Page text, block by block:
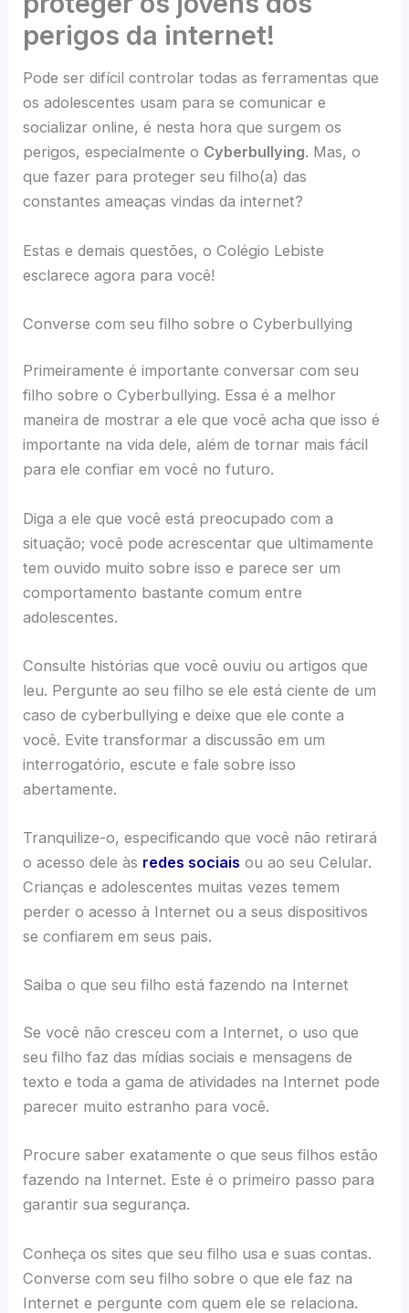
perigos da internet!
Pode ser difícil controlar todas as ferramentas que
os adolescentes usam para se comunicar e
socializar online, é nesta hora que surgem os
perigos, especialmente o Cyberbullying. Mas, o
que fazer para proteger seu filho(a) das
constantes ameaças vindas da internet?
Estas e demais questões, o Colégio Lebiste
esclarece agora para você!
Converse com seu filho sobre o Cyberbullying
Primeiramente é importante conversar com seu
filho sobre o Cyberbullying. Essa é a melhor
maneira de mostrar a ele que você acha que isso é
importante na vida dele, além de tornar mais fácil
para ele confiar em você no futuro.
Diga a ele que você está preocupado com a
situação; você pode acrescentar que ultimamente
tem ouvido muito sobre isso e parece ser um
comportamento bastante comum entre
adolescentes.
Consulte histórias que você ouviu ou artigos que
leu. Pergunte ao seu filho se ele está ciente de um
caso de cyberbullying e deixe que ele conte a
você. Evite transformar a discussão em um
interrogatório, escute e fale sobre isso
abertamente.
Tranquilize-o, especificando que você não retirará
o acesso dele às redes sociais ou ao seu Celular.
Crianças e adolescentes muitas vezes temem
perder o acesso à Internet ou a seus dispositivos
se confiarem em seus pais.
Saiba o que seu filho está fazendo na Internet
Se você não cresceu com a Internet, o uso que
seu filho faz das mídias sociais e mensagens de
texto e toda a gama de atividades na Internet pode
parecer muito estranho para você.
Procure saber exatamente o que seus filhos estão
fazendo na Internet. Este é o primeiro passo para
garantir sua segurança.
Conheça os sites que seu filho usa e suas contas.
Converse com seu filho sobre o que ele faz na
Internet e pergunte com quem ele se relaciona.